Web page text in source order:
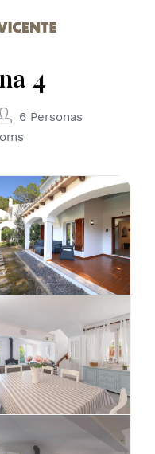
4
6 Personas